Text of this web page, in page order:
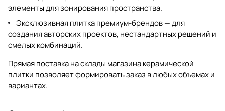
элементы для зонирования пространства.
Эксклюзивная плитка премиум-брендов — для
создания авторских проектов, нестандартных решений и
смелых комбинаций.
Прямая поставка на склады магазина керамической
плитки позволяет формировать заказ в любых объемах и
вариантах.